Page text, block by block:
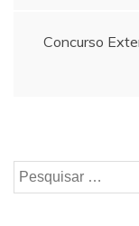
Concurso
Pesquisar
por: